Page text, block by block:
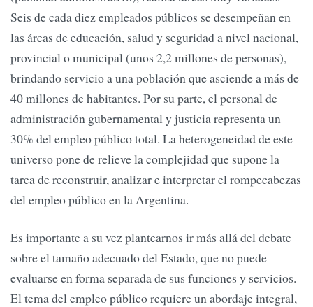
Seis de cada diez empleados públicos se desempeñan en
las áreas de educación, salud y seguridad a nivel nacional,
provincial o municipal (unos 2,2 millones de personas),
brindando servicio a una población que asciende a más de
40 millones de habitantes. Por su parte, el personal de
administración gubernamental y justicia representa un
30% del empleo público total. La heterogeneidad de este
universo pone de relieve la complejidad que supone la
tarea de reconstruir, analizar e interpretar el rompecabezas
del empleo público en la Argentina.
Es importante a su vez plantearnos ir más allá del debate
sobre el tamaño adecuado del Estado, que no puede
evaluarse en forma separada de sus funciones y servicios.
El tema del empleo público requiere un abordaje integral,